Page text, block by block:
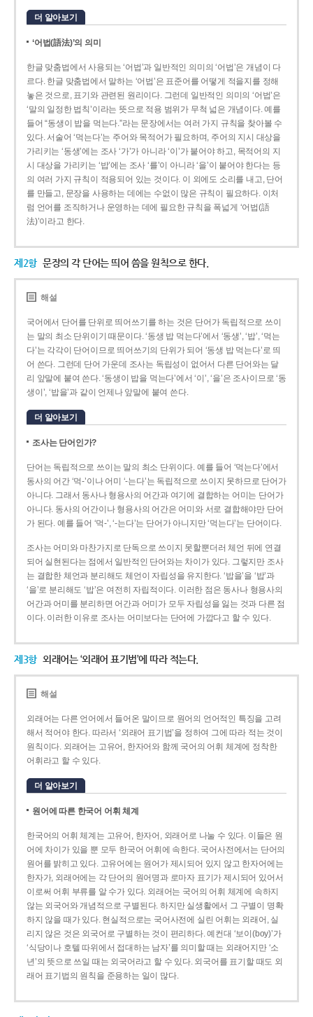
더 알아보기
‘어법(語法)’의 의미
한글 맞춤법에서 사용되는 ‘어법’과 일반적인 의미의 ‘어법’은 개념이 다
르다. 한글 맞춤법에서 말하는 ‘어법’은 표준어를 어떻게 적을지를 정해
놓은 것으로, 표기와 관련된 원리이다. 그런데 일반적인 의미의 ‘어법’은
‘말의 일정한 법칙’이라는 뜻으로 적용 범위가 무척 넓은 개념이다. 예를
들어 “동생이 밥을 먹는다.”라는 문장에서는 여러 가지 규칙을 찾아볼 수
있다. 서술어 ‘먹는다’는 주어와 목적어가 필요하며, 주어의 지시 대상을
가리키는 ‘동생’에는 조사 ‘가’가 아니라 ‘이’가 붙어야 하고, 목적어의 지
시 대상을 가리키는 ‘밥’에는 조사 ‘를’이 아니라 ‘을’이 붙어야 한다는 등
의 여러 가지 규칙이 적용되어 있는 것이다. 이 외에도 소리를 내고, 단어
를 만들고, 문장을 사용하는 데에는 수없이 많은 규칙이 필요하다. 이처
럼 언어를 조직하거나 운영하는 데에 필요한 규칙을 폭넓게 ‘어법(語
法)’이라고 한다.
제2항 문장의 각 단어는 띄어 씀을 원칙으로 한다.
해설
국어에서 단어를 단위로 띄어쓰기를 하는 것은 단어가 독립적으로 쓰이
는 말의 최소 단위이기 때문이다. ‘동생 밥 먹는다’에서 ‘동생’, ‘밥’, ‘먹는
다’는 각각이 단어이므로 띄어쓰기의 단위가 되어 ‘동생 밥 먹는다’로 띄
어 쓴다. 그런데 단어 가운데 조사는 독립성이 없어서 다른 단어와는 달
리 앞말에 붙여 쓴다. ‘동생이 밥을 먹는다’에서 ‘이’, ‘을’은 조사이므로 ‘동
생이’, ‘밥을’과 같이 언제나 앞말에 붙여 쓴다.
더 알아보기
조사는 단어인가?
단어는 독립적으로 쓰이는 말의 최소 단위이다. 예를 들어 ‘먹는다’에서
동사의 어간 ‘먹-­’이나 어미 ‘­-는다’는 독립적으로 쓰이지 못하므로 단어가
아니다. 그래서 동사나 형용사의 어간과 여기에 결합하는 어미는 단어가
아니다. 동사의 어간이나 형용사의 어간은 어미와 서로 결합해야만 단어
가 된다. 예를 들어 ‘먹-’, ‘-는다’는 단어가 아니지만 ‘먹는다’는 단어이다.
조사는 어미와 마찬가지로 단독으로 쓰이지 못할뿐더러 체언 뒤에 연결
되어 실현된다는 점에서 일반적인 단어와는 차이가 있다. 그렇지만 조사
는 결합한 체언과 분리해도 체언이 자립성을 유지한다. ‘밥을’을 ‘밥’과
‘을’로 분리해도 ‘밥’은 여전히 자립적이다. 이러한 점은 동사나 형용사의
어간과 어미를 분리하면 어간과 어미가 모두 자립성을 잃는 것과 다른 점
이다. 이러한 이유로 조사는 어미보다는 단어에 가깝다고 할 수 있다.
제3항 외래어는 ‘외래어 표기법’에 따라 적는다.
해설
외래어는 다른 언어에서 들어온 말이므로 원어의 언어적인 특징을 고려
해서 적어야 한다. 따라서 ‘외래어 표기법’을 정하여 그에 따라 적는 것이
원칙이다. 외래어는 고유어, 한자어와 함께 국어의 어휘 체계에 정착한
어휘라고 할 수 있다.
더 알아보기
원어에 따른 한국어 어휘 체계
한국어의 어휘 체계는 고유어, 한자어, 외래어로 나눌 수 있다. 이들은 원
어에 차이가 있을 뿐 모두 한국어 어휘에 속한다. 국어사전에서는 단어의
원어를 밝히고 있다. 고유어에는 원어가 제시되어 있지 않고 한자어에는
한자가, 외래어에는 각 단어의 원어명과 로마자 표기가 제시되어 있어서
이로써 어휘 부류를 알 수가 있다. 외래어는 국어의 어휘 체계에 속하지
않는 외국어와 개념적으로 구별된다. 하지만 실생활에서 그 구별이 명확
하지 않을 때가 있다. 현실적으로는 국어사전에 실린 어휘는 외래어, 실
리지 않은 것은 외국어로 구별하는 것이 편리하다. 예컨대 ‘보이(boy)’가
‘식당이나 호텔 따위에서 접대하는 남자’를 의미할 때는 외래어지만 ‘소
년’의 뜻으로 쓰일 때는 외국어라고 할 수 있다. 외국어를 표기할 때도 외
래어 표기법의 원칙을 준용하는 일이 많다.